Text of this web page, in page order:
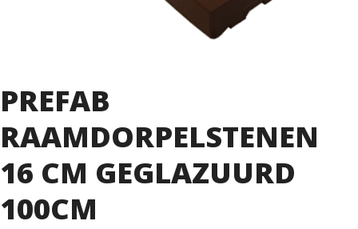
PREFAB
RAAMDORPELSTENEN
16 CM GEGLAZUURD
100CM